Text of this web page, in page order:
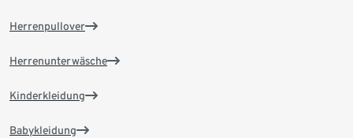
Herrenpullover
Herrenunterwäsche
Kinderkleidung
Babykleidung